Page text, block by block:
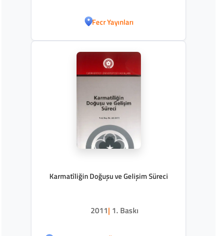
Fecr Yayınları
Karmatîliğin Doğuşu ve Gelişim Süreci
2011| 1. Baskı